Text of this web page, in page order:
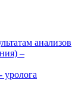
анализов
–
уролога